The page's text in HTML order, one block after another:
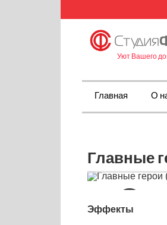
Уют Вашего
Главная О
Главные
Эффекты